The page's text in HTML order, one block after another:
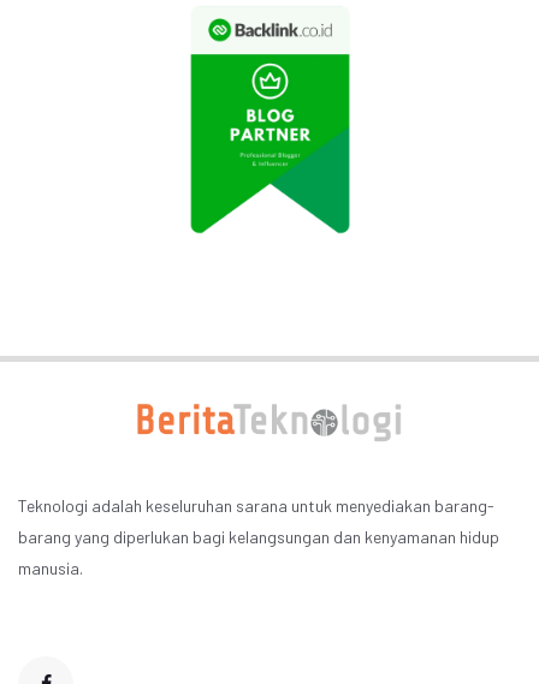
Teknologi adalah keseluruhan sarana untuk menyediakan barang-
barang yang diperlukan bagi kelangsungan dan kenyamanan hidup
manusia.